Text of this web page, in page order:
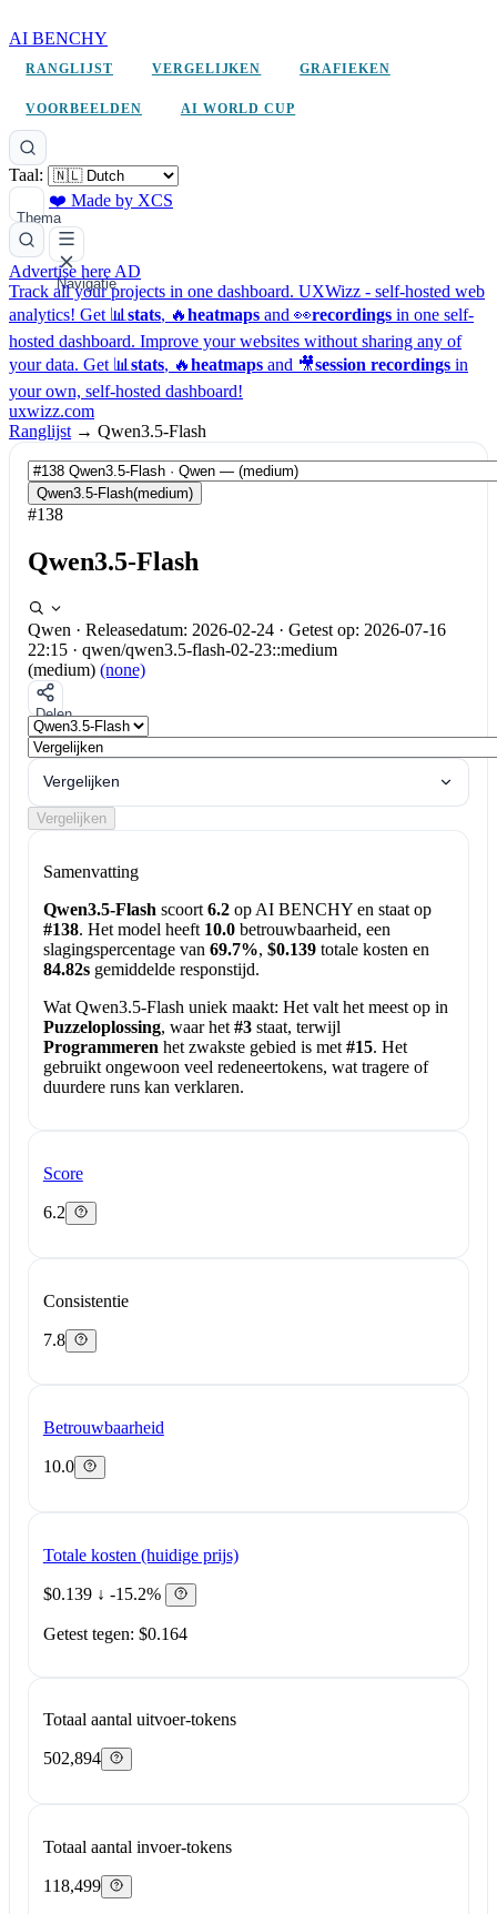
AI BENCHY
RANGLIJST VERGELIJKEN GRAFIEKEN
VOORBEELDEN AI WORLD CUP
Taal:
Thema
❤️ Made by XCS
Navigatie
Advertise here AD
Track all your projects in one dashboard. UXWizz - self-hosted web
analytics! Get 📊 stats, 🔥heatmaps and 👀recordings in one self-
hosted dashboard. Improve your websites without sharing any of
your data. Get 📊 stats, 🔥heatmaps and 🎥session recordings in
your own, self-hosted dashboard!
uxwizz.com
Ranglijst → Qwen3.5-Flash
Qwen3.5-Flash(medium)
#138
Qwen3.5-Flash
Qwen · Releasedatum: 2026-02-24 · Getest op: 2026-07-16
22:15 · qwen/qwen3.5-flash-02-23::medium
(medium) (none)
Delen
Vergelijken
Vergelijken
Samenvatting
Qwen3.5-Flash scoort 6.2op AI BENCHY en staat op
#138. Het model heeft 10.0betrouwbaarheid, een
slagingspercentage van 69.7%, $0.139totale kosten en
84.82sgemiddelde responstijd.
Wat Qwen3.5-Flash uniek maakt: Het valt het meest op in
Puzzeloplossing, waar het #3staat, terwijl
Programmeren het zwakste gebied is met #15. Het
gebruikt ongewoon veel redeneertokens, wat tragere of
duurdere runs kan verklaren.
Score
6.2
Consistentie
7.8
Betrouwbaarheid
10.0
Totale kosten (huidige prijs)
$0.139 ↓ -15.2%
Getest tegen: $0.164
Totaal aantal uitvoer-tokens
502,894
Totaal aantal invoer-tokens
118,499